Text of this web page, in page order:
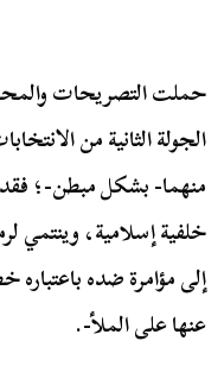
حملت التصريحات
الجولة الثانية من
منهما- بشكل مبطن-؛ فقد
خلفية إسلامية، وينتمي
إلى مؤامرة ضده باعتباره
عنها على الملأ-.